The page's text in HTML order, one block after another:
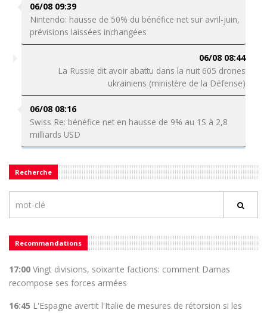
06/08 09:39
Nintendo: hausse de 50% du bénéfice net sur avril-juin,
prévisions laissées inchangées
06/08 08:44
La Russie dit avoir abattu dans la nuit 605 drones
ukrainiens (ministère de la Défense)
06/08 08:16
Swiss Re: bénéfice net en hausse de 9% au 1S à 2,8
milliards USD
Recherche
Recommandations
17:00 Vingt divisions, soixante factions: comment Damas
recompose ses forces armées
16:45 L'Espagne avertit l'Italie de mesures de rétorsion si les